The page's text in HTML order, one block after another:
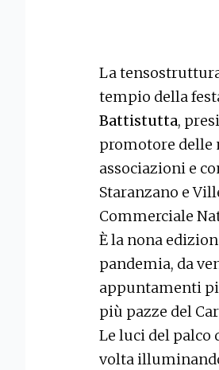
La
tempio della
Battistutta,
promotore delle
associazioni e
Staranzano e
Commerciale
È la nona
pandemia, da
appuntamenti
più pazze del
Le luci del palco
volta